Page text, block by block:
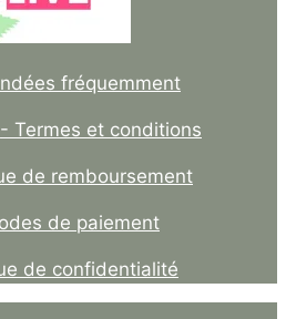
fréquemment
- Termes et conditions
de remboursement
de paiement
de confidentialité